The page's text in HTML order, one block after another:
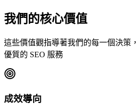
我們的核心價值
這些價值觀指導著我們的每一個決策
優質的 SEO 服務
成效導向